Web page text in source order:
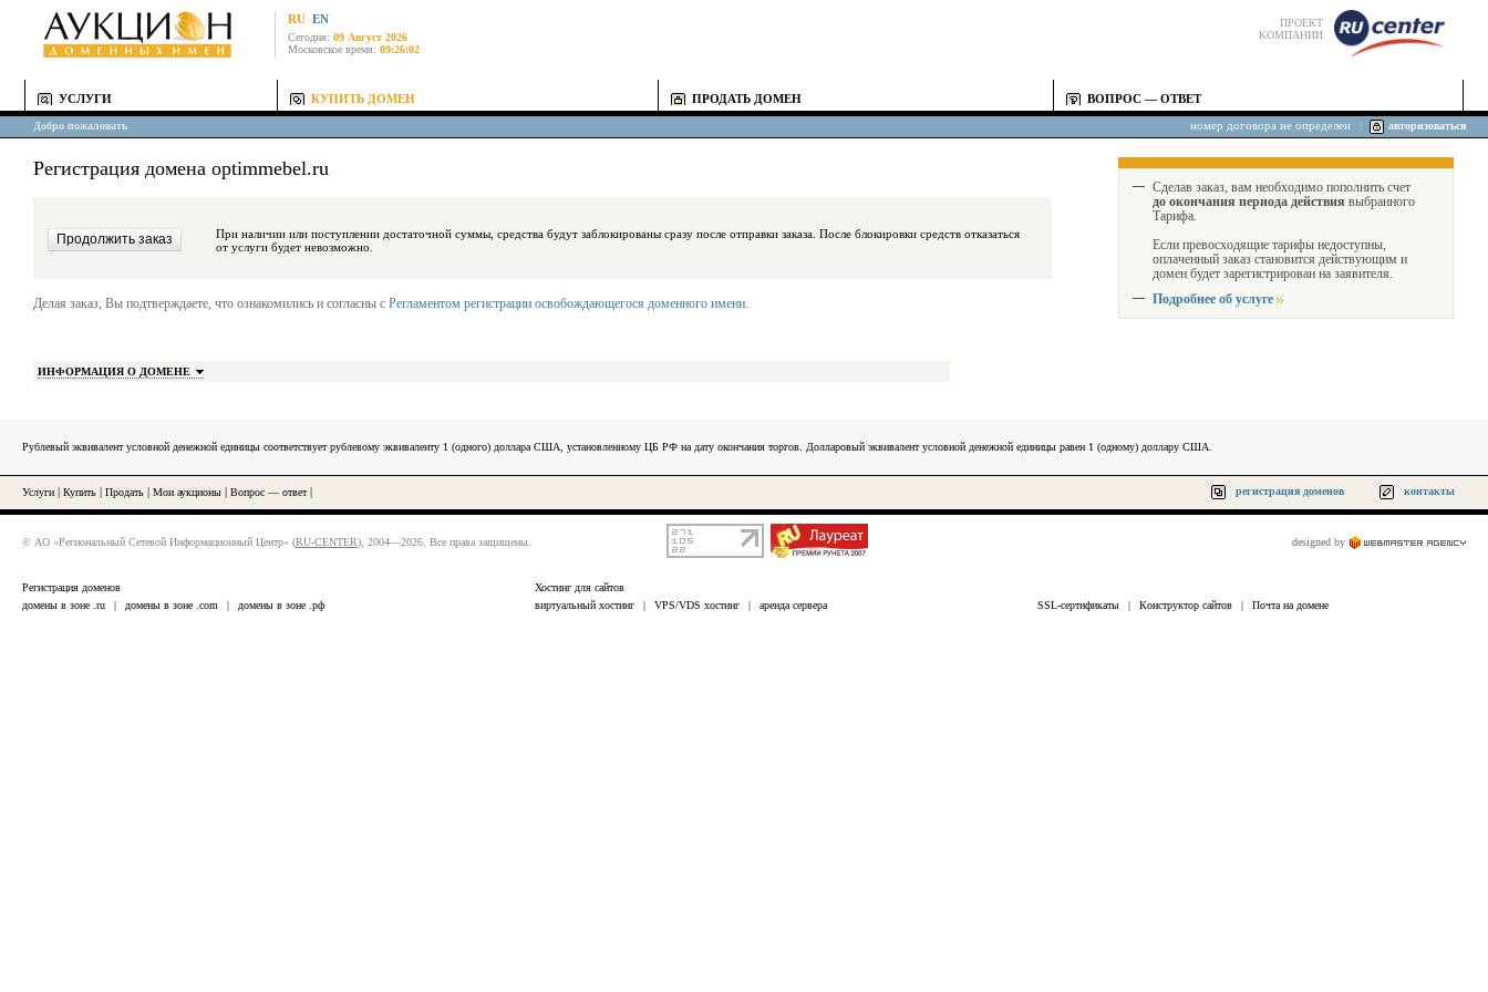
RU EN
Сегодня: 09 Август 2026
Московское время: 09:26:02
ПРОЕКТ
КОМПАНИИ
УСЛУГИ КУПИТЬ ДОМЕН ПРОДАТЬ ДОМЕН ВОПРОС — ОТВЕТ
Добро пожаловать номер договора не определен авторизоваться
Регистрация домена optimmebel.ru
При наличии или поступлении достаточной суммы, средства будут заблокированы сразу после отправки заказа. После блокировки средств отказаться
от услуги будет невозможно.
Делая заказ, Вы подтверждаете, что ознакомились и согласны с Регламентом регистрации освобождающегося доменного имени.
ИНФОРМАЦИЯ О ДОМЕНЕ
Сделав заказ, вам необходимо пополнить счет
до окончания периода действия выбранного
Тарифа.
Если превосходящие тарифы недоступны,
оплаченный заказ становится действующим и
домен будет зарегистрирован на заявителя.
Подробнее об услуге
Рублевый эквивалент условной денежной единицы соответствует рублевому эквиваленту 1 (одного) доллара США, установленному ЦБ РФ на дату окончания торгов. Долларовый эквивалент условной денежной единицы равен 1 (одному) доллару США.
Услуги Купить Продать Мои аукционы Вопрос — ответ| регистрация доменов контакты
© АО «Региональный Сетевой Информационный Центр» (RU-CENTER), 2004—2026. Все права защищены. designed by
Регистрация доменов
домены в зоне .ru
| домены в зоне .com | домены в зоне .рф
Хостинг для сайтов
виртуальный хостинг
| VPS/VDS хостинг | аренда сервера SSL-сертификаты | Конструктор сайтов | Почта на домене